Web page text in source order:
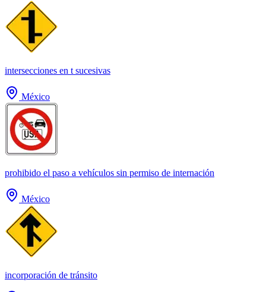
intersecciones en t sucesivas
México
prohibido el paso a vehículos sin permiso de internación
México
incorporación de tránsito